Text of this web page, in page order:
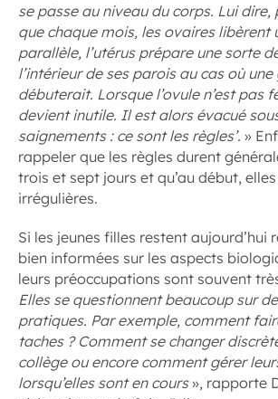
se passe au niveau du corps. Lui dire,
que chaque mois, les ovaires libèrent
parallèle, l’utérus prépare une sorte
l’intérieur de ses parois au cas où une
débuterait. Lorsque l’ovule n’est pas
devient inutile. Il est alors évacué
saignements : ce sont les règles’. »
rappeler que les règles durent
trois et sept jours et qu’au début,
irrégulières.
Si les jeunes filles restent aujourd’hui
bien informées sur les aspects
leurs préoccupations sont souvent
Elles se questionnent beaucoup sur
pratiques. Par exemple, comment
taches ? Comment se changer
collège ou encore comment gérer
lorsqu’elles sont en cours», rapporte